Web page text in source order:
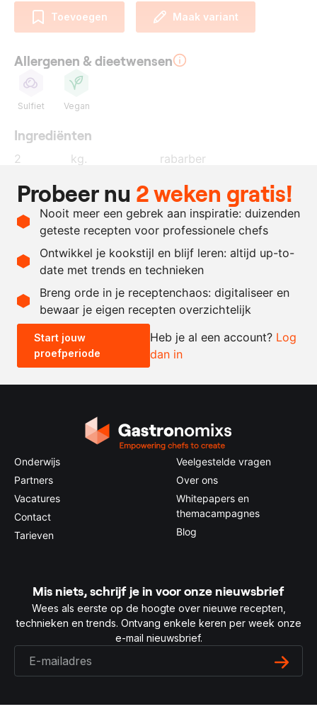
Toevoegen Maak variant
Allergenen & dieetwensen
Sulfiet Vegan
Ingrediënten
2 kg.
rabarber
40
gram
zout
naar
wittewijnazijn
Recept omrekenen
- +
0.5x 1x 2x
Probeer nu 2 weken gratis!
Nooit meer een gebrek aan inspiratie: duizenden
geteste recepten voor professionele chefs
Ontwikkel je kookstijl en blijf leren: altijd up-to-
date met trends en technieken
Breng orde in je receptenchaos: digitaliseer en
bewaar je eigen recepten overzichtelijk
Start jouw
proefperiode
Heb je al een account? Log
dan in
Onderwijs
Partners
Vacatures
Contact
Tarieven
Veelgestelde vragen
Over ons
Whitepapers en
themacampagnes
Blog
Mis niets, schrijf je in voor onze nieuwsbrief
Wees als eerste op de hoogte over nieuwe recepten,
technieken en trends. Ontvang enkele keren per week onze
e-mail nieuwsbrief.